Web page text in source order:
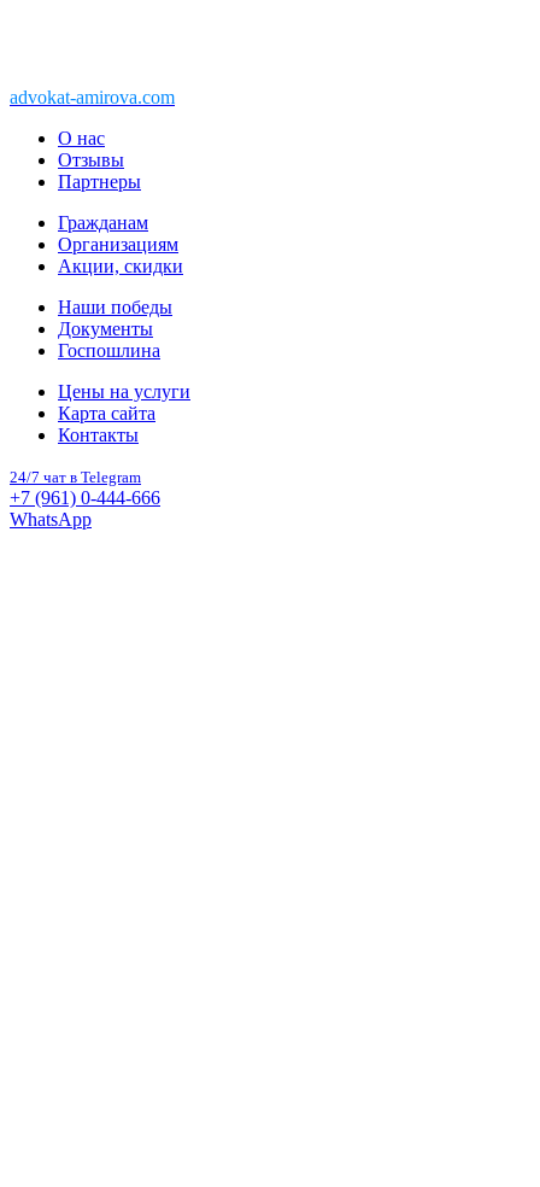
advokat-amirova.com
О нас
Отзывы
Партнеры
Гражданам
Организациям
Акции, скидки
Наши победы
Документы
Госпошлина
Цены на услуги
Карта сайта
Контакты
24/7 чат в Telegram
+7 (961) 0-444-666
WhatsApp